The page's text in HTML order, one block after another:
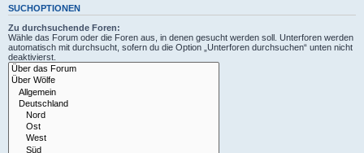
SUCHOPTIONEN
Zu durchsuchende Foren:
Wähle das Forum oder die Foren aus, in denen gesucht werden soll. Unterforen werden
automatisch mit durchsucht, sofern du die Option „Unterforen durchsuchen“ unten nicht
deaktivierst.